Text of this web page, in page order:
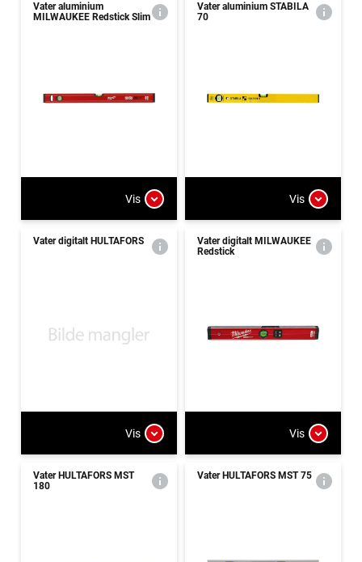
Vater aluminium
MILWAUKEE Redstick Slim
Vis
Vater aluminium STABILA
70
Vis
Vater digitalt HULTAFORS
Vis
Vater digitalt MILWAUKEE
Redstick
Vis
Vater HULTAFORS MST
180
Vater HULTAFORS MST 75